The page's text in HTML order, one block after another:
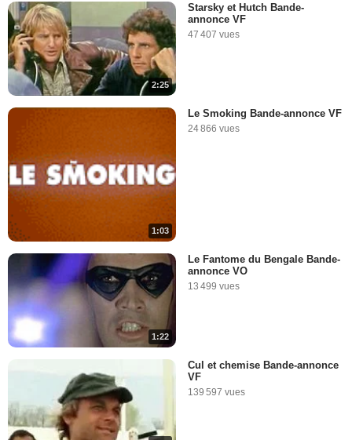
2:25
Starsky et Hutch Bande-
annonce VF
47 407 vues
1:03
Le Smoking Bande-annonce VF
24 866 vues
1:22
Le Fantome du Bengale Bande-
annonce VO
13 499 vues
Cul et chemise Bande-annonce
VF
139 597 vues